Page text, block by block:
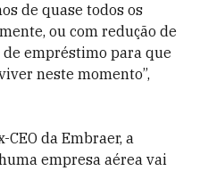
de quase todos os
ou com redução de
empréstimo para que
neste momento”,
CEO da Embraer, a
empresa aérea vai